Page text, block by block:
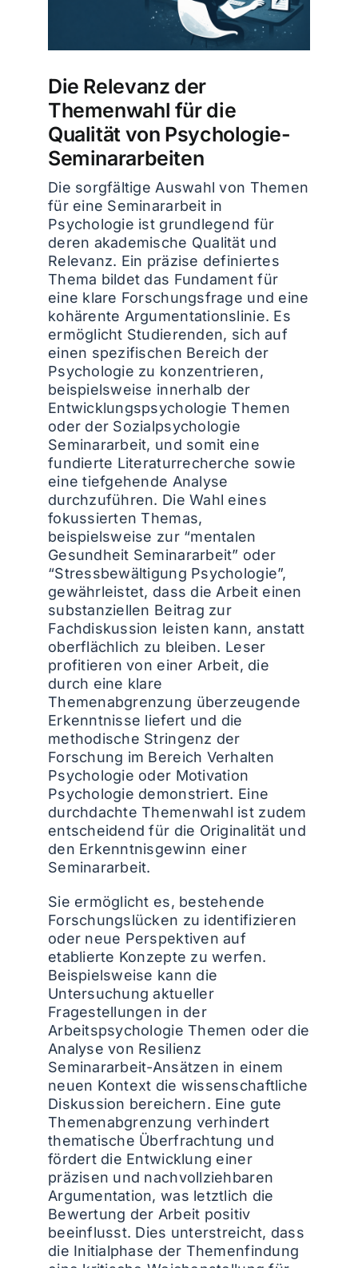
Die Relevanz der
Themenwahl für die
Qualität von Psychologie-
Seminararbeiten
Die sorgfältige Auswahl von Themen
für eine Seminararbeit in
Psychologie ist grundlegend für
deren akademische Qualität und
Relevanz. Ein präzise definiertes
Thema bildet das Fundament für
eine klare Forschungsfrage und eine
kohärente Argumentationslinie. Es
ermöglicht Studierenden, sich auf
einen spezifischen Bereich der
Psychologie zu konzentrieren,
beispielsweise innerhalb der
Entwicklungspsychologie Themen
oder der Sozialpsychologie
Seminararbeit, und somit eine
fundierte Literaturrecherche sowie
eine tiefgehende Analyse
durchzuführen. Die Wahl eines
fokussierten Themas,
beispielsweise zur “mentalen
Gesundheit Seminararbeit” oder
“Stressbewältigung Psychologie”,
gewährleistet, dass die Arbeit einen
substanziellen Beitrag zur
Fachdiskussion leisten kann, anstatt
oberflächlich zu bleiben. Leser
profitieren von einer Arbeit, die
durch eine klare
Themenabgrenzung überzeugende
Erkenntnisse liefert und die
methodische Stringenz der
Forschung im Bereich Verhalten
Psychologie oder Motivation
Psychologie demonstriert. Eine
durchdachte Themenwahl ist zudem
entscheidend für die Originalität und
den Erkenntnisgewinn einer
Seminararbeit.
Sie ermöglicht es, bestehende
Forschungslücken zu identifizieren
oder neue Perspektiven auf
etablierte Konzepte zu werfen.
Beispielsweise kann die
Untersuchung aktueller
Fragestellungen in der
Arbeitspsychologie Themen oder die
Analyse von Resilienz
Seminararbeit-Ansätzen in einem
neuen Kontext die wissenschaftliche
Diskussion bereichern. Eine gute
Themenabgrenzung verhindert
thematische Überfrachtung und
fördert die Entwicklung einer
präzisen und nachvollziehbaren
Argumentation, was letztlich die
Bewertung der Arbeit positiv
beeinflusst. Dies unterstreicht, dass
die Initialphase der Themenfindung